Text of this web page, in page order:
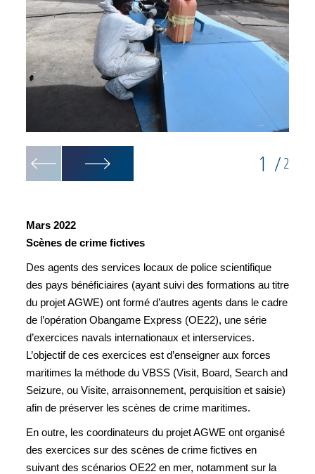
1 /2
Mars 2022
Scènes de crime fictives
Des agents des services locaux de police scientifique
des pays bénéficiaires (ayant suivi des formations au titre
du projet AGWE) ont formé d’autres agents dans le cadre
de l’opération Obangame Express (OE22), une série
d’exercices navals internationaux et interservices.
L’objectif de ces exercices est d’enseigner aux forces
maritimes la méthode du VBSS (Visit, Board, Search and
Seizure, ou Visite, arraisonnement, perquisition et saisie)
afin de préserver les scènes de crime maritimes.
En outre, les coordinateurs du projet AGWE ont organisé
des exercices sur des scènes de crime fictives en
suivant des scénarios OE22 en mer, notamment sur la